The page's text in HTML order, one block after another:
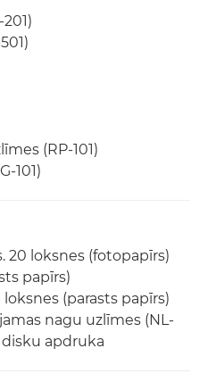
(RP-101)
101)
20 loksnes (fotopapīrs)
papīrs)
(parasts papīrs)
nagu uzlīmes (NL-
disku apdruka